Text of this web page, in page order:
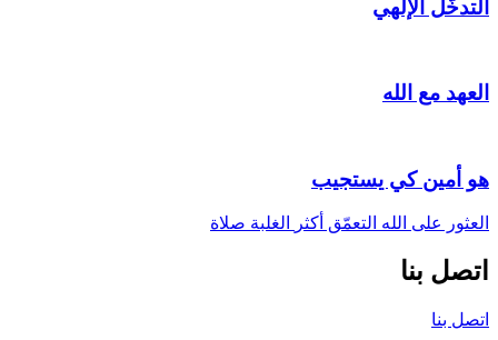
التدخّل الإلهي
العهد مع الله
هو أمين كي يستجيب
العثور على الله التعمّق أكثر الغلبة صلاة
اتصل بنا
اتصل بنا